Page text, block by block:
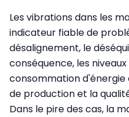
Les vibrations dans les
indicateur fiable de
désalignement, le
conséquence, les
consommation
de production et la
Dans le pire des cas, la